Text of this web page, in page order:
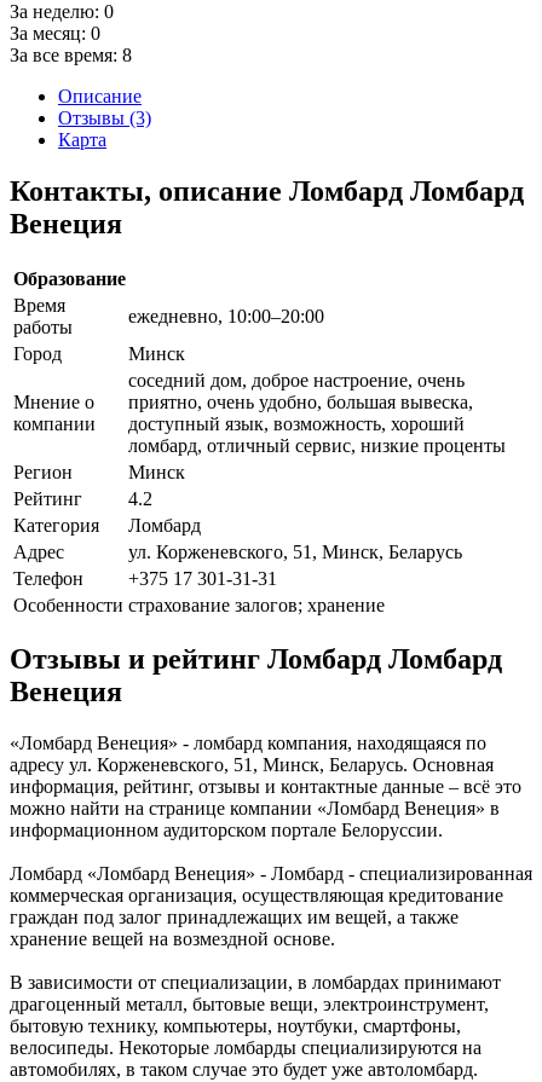
За неделю: 0
За месяц: 0
За все время: 8
Описание
Отзывы (3)
Карта
Контакты, описание Ломбард Ломбард
Венеция
Образование
Время
работы
ежедневно, 10:00–20:00
Город
Минск
Мнение о
компании
соседний дом, доброе настроение, очень
приятно, очень удобно, большая вывеска,
доступный язык, возможность, хороший
ломбард, отличный сервис, низкие проценты
Регион
Минск
Рейтинг
4.2
Категория
Ломбард
Адрес
ул. Корженевского, 51, Минск, Беларусь
Телефон
+375 17 301-31-31
Особенности страхование залогов; хранение
Отзывы и рейтинг Ломбард Ломбард
Венеция
«Ломбард Венеция» - ломбард компания, находящаяся по
адресу ул. Корженевского, 51, Минск, Беларусь. Основная
информация, рейтинг, отзывы и контактные данные – всё это
можно найти на странице компании «Ломбард Венеция» в
информационном аудиторском портале Белоруссии.
Ломбард «Ломбард Венеция» - Ломбард - специализированная
коммерческая организация, осуществляющая кредитование
граждан под залог принадлежащих им вещей, а также
хранение вещей на возмездной основе.
В зависимости от специализации, в ломбардах принимают
драгоценный металл, бытовые вещи, электроинструмент,
бытовую технику, компьютеры, ноутбуки, смартфоны,
велосипеды. Некоторые ломбарды специализируются на
автомобилях, в таком случае это будет уже автоломбард.